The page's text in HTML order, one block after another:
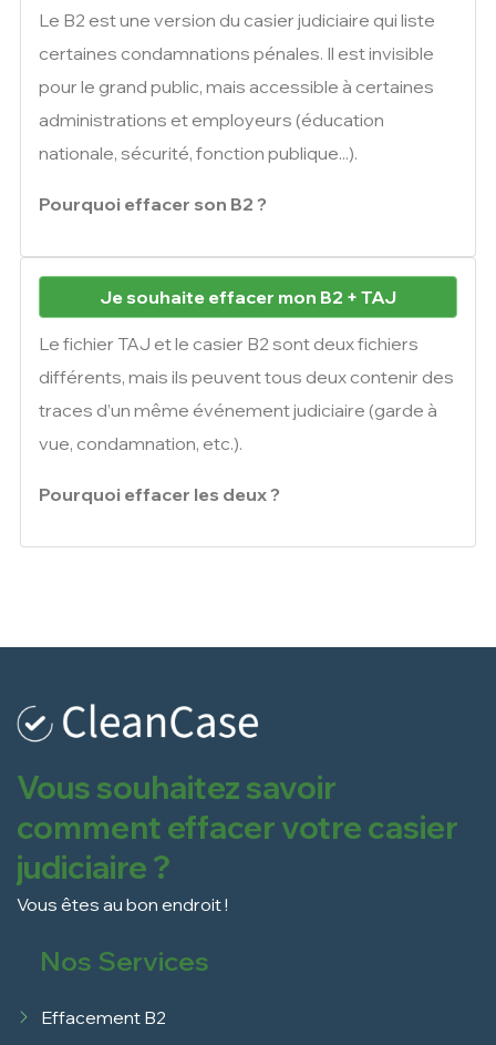
Le B2 est une version du casier judiciaire qui liste
certaines condamnations pénales. Il est invisible
pour le grand public, mais accessible à certaines
administrations et employeurs (éducation
nationale, sécurité, fonction publique...).
Pourquoi effacer son B2 ?
Je souhaite effacer mon B2 + TAJ
Le fichier TAJ et le casier B2 sont deux fichiers
différents, mais ils peuvent tous deux contenir des
traces d’un même événement judiciaire (garde à
vue, condamnation, etc.).
Pourquoi effacer les deux ?
Vous souhaitez savoir
comment effacer votre casier
judiciaire ?
Vous êtes au bon endroit !
Nos Services
Effacement B2